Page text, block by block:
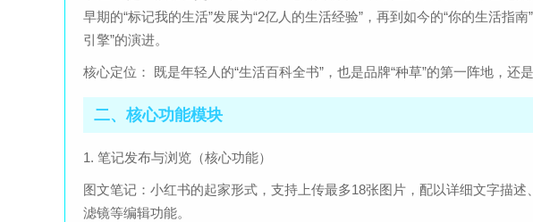
早期的“标记我的生活”发展为“2亿人的生活经验”，再到如今的“你的生活指
引擎”的演进。
核心定位： 既是年轻人的“生活百科全书”，也是品牌“种草”的第一阵地，还
二、核心功能模块
1. 笔记发布与浏览（核心功能）
图文笔记：小红书的起家形式，支持上传最多18张图片，配以详细文字描述
滤镜等编辑功能。